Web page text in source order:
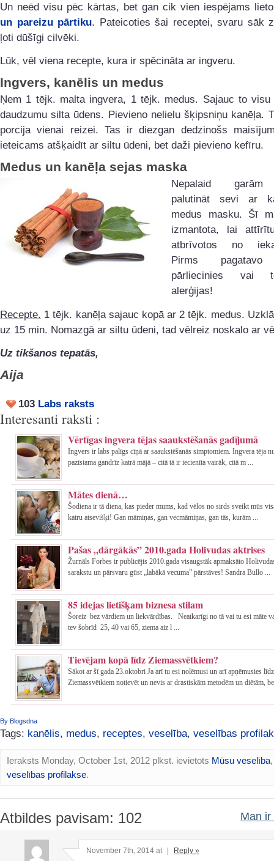
Un neēd visu pēc kārtas, bet gan cik vien iespējams
un pareizu pārtiku. Pateicoties šai receptei, svaru sāk
ļoti dūšīgi cilvēki.
Lūk, vēl viena recepte, kura ir spēcināta ar ingveru.
Ingvers, kanēlis un medus
Ņem 1 tējk. malta ingvera, 1 tējk. medus. Sajauc to visu
daudzumu silta ūdens. Pievieno nelielu šķipsniņu kanēļa.
porcija vienai reizei. Tas ir diezgan dedzinošs
ieteicams atšķaidīt ar siltu ūdeni, bet daži pievieno kefīru.
Medus un kanēļa sejas maska
Nepalaid garām
palutināt sevi ar
medus masku. Šī
izmantota, lai
atbrīvotos no
Pirms pagatavo
pārliecinies vai
alerģijas!
Recepte. 1 tējk. kanēļa sajauc kopā ar 2 tējk. medus.
uz 15 min. Nomazgā ar siltu ūdeni, tad vēlreiz noskalo ar
Uz tikšanos tepatās,
Aija
103 Labs raksts
Interesanti raksti :
Vērtīgas ingvera tējas saaukstēšanās gadījumā
Ingvers ir labs palīgs cīņā ar saaukstēšanās simptomiem. Ingvera tēja
pazīstama gandrīz katrā mājā – citā tā ir iecienīta vairāk, citā m ...
Mātes dienā…
Šodiena ir tā diena, kas pieder mums, kad vēlos no sirds sveikt mūs
katru atsevišķi! Gan māmiņas, gan vecmāmiņas, gan tās, kurām ...
Pašas „dārgākās” 2010.gada Holivudas aktrises
Žurnāls Forbes ir publicējis 2010.gada visaugstāk apmaksāto
sarakstu un pārsvaru gūst „labākā vecuma” pārstāves! Sandra Bullo ...
85 idejas lietišķam biznesa stilam
Šoreiz bez vārdiem un liekvārdības. Neatkarīgi no tā vai tu esi māte
tev šobrīd 25, 40 vai 65, ziema aiz l ...
Tievējam kopā līdz Ziemassvētkiem?
Sākot ar šī gada 23.oktobri Ja arī tu esi nolēmusi un arī apņēmusies līdz
Ziemassvētkiem notievēt un nevis ar drastiskām metodēm un diētām,
By Blogsdna
Tags: kanēlis, medus, receptes, veselība, veselības
Ieraksts Monday, October 1st, 2012 plkst. ievietots Mūsu veselība,
veselības profilakse.
Atbildes pavisam: 102 Man ir
November 7th, 2014 at Reply »